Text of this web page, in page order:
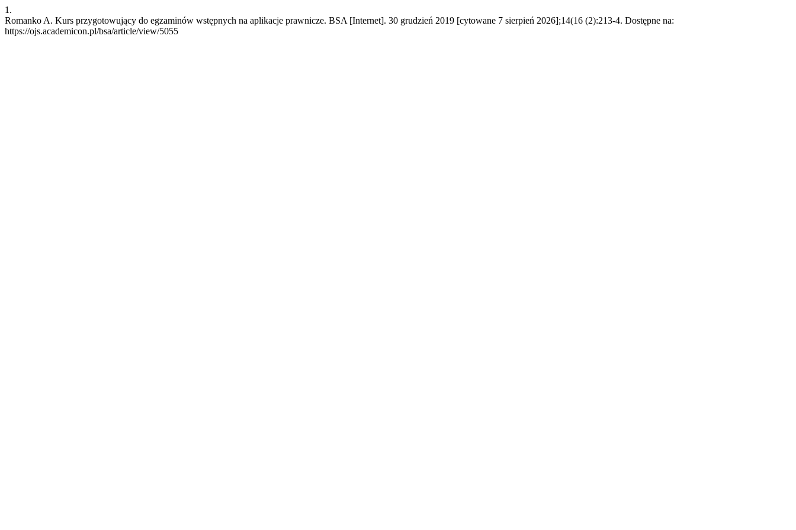
1.
Romanko A. Kurs przygotowujący do egzaminów wstępnych na aplikacje prawnicze. BSA [Internet]. 30 grudzień 2019 [cytowane 7 sierpień 2026];14(16 (2):213-4. Dostępne na:
https://ojs.academicon.pl/bsa/article/view/5055